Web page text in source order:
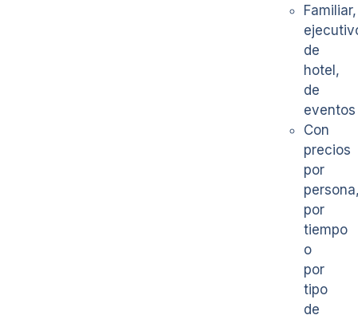
Familiar,
de
hotel,
de
eventos
Con
precios
por
por
tiempo
o
por
tipo
de